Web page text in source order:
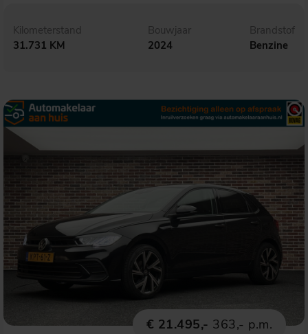
Kilometerstand
31.731 KM
Bouwjaar
2024
Brandstof
Benzine
€ 21.495,- 363,- p.m.